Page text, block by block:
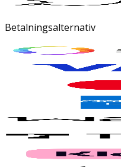
Betalningsalternativ